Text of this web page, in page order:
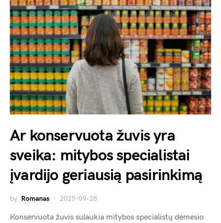
Ar konservuota žuvis yra
sveika: mitybos specialistai
įvardijo geriausią pasirinkimą
by Romanas 2025-09-28
Konservuota žuvis sulaukia mitybos specialistų dėmesio